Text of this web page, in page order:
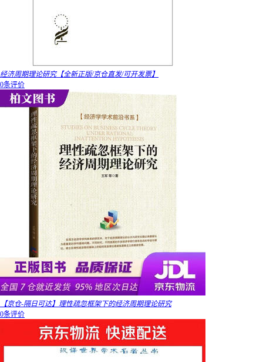
经济周期理论研究【全新正版/京仓直发/可开发票】
0条评价
【京仓-隔日可达】理性疏忽框架下的经济周期理论研究
0条评价